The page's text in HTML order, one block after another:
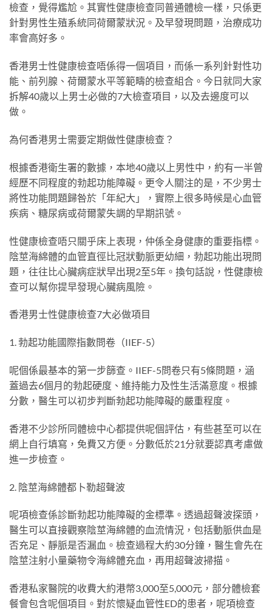
檢查，覺得尷尬。其實性健康檢查同普通體檢一樣，只係更
針對男性生殖系統同荷爾蒙狀況。及早發現問題，治療成功
率會高好多。
香港男士性健康檢查唔係得一個項目，而係一系列針對性功
能、前列腺、荷爾蒙水平等範疇的檢查組合。今日就同大家
拆解40歲以上男士必做的7大檢查項目，以及去邊度可以
做。
為何香港男士需要定期做性健康檢查？
根據香港衛生署的數據，本地40歲以上男性中，約有一半曾
經歷不同程度的勃起功能障礙。更令人關注的是，不少男士
將性功能問題歸咎於「年紀大」，實際上很多時候是心血管
疾病、糖尿病或荷爾蒙失調的早期訊號。
性健康檢查唔只關乎床上表現，仲係全身健康的重要指標。
陰莖海綿體的血管直徑比冠狀動脈更幼細，勃起功能出現問
題，往往比心臟病症狀早出現2至5年。換句話說，性健康檢
查可以幫你提早發現心臟病風險。
香港男士性健康檢查7大必做項目
1. 勃起功能國際指數問卷（IIEF-5）
呢個係最基本的第一步篩查。IIEF-5問卷只有5條問題，涵
蓋過去6個月的勃起硬度、維持能力及性生活滿意度。根據
分數，醫生可以初步判斷勃起功能障礙的嚴重程度。
香港不少診所同體檢中心都提供呢個評估，有些甚至可以在
網上自行填寫，免費又方便。分數低於21分就要認真考慮做
進一步檢查。
2. 陰莖海綿體都卜勒超聲波
呢項檢查係診斷勃起功能障礙的金標準。透過超聲波探頭，
醫生可以直接觀察陰莖海綿體的血流情況，包括動脈供血是
否充足、靜脈是否漏血。檢查過程大約30分鐘，醫生會先在
陰莖注射小量藥物令海綿體充血，再用超聲波掃描。
香港私家醫院的收費大約港幣3,000至5,000元，部分體檢套
餐會包含呢個項目。對於懷疑血管性ED的患者，呢項檢查